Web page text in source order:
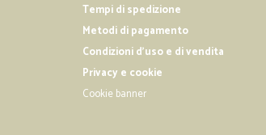
Tempi di spedizione
Metodi di pagamento
Condizioni d'uso e di vendita
Privacy e cookie
Cookie banner